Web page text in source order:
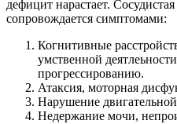
дефицит нарастает.
сопровождается симптомами:
Когнитивные
умственной
прогрессированию.
Атаксия, моторная
Нарушение
Недержание мочи,